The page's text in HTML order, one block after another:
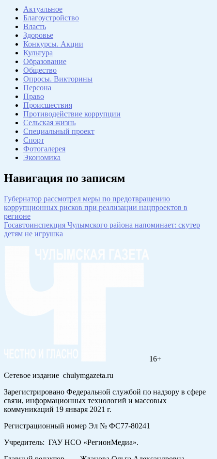
Актуальное
Благоустройство
Власть
Здоровье
Конкурсы. Акции
Культура
Образование
Общество
Опросы. Викторины
Персона
Право
Происшествия
Противодействие коррупции
Сельская жизнь
Специальный проект
Спорт
Фотогалерея
Экономика
Навигация по записям
Губернатор рассмотрел меры по предотвращению
коррупционных рисков при реализации нацпроектов в
регионе
Госавтоинспекция Чулымского района напоминает: скутер
детям не игрушка
16+
Сетевое издание chulymgazeta.ru
Зарегистрировано Федеральной службой по надзору в сфере
связи, информационных технологий и массовых
коммуникаций 19 января 2021 г.
Регистрационный номер Эл № ФС77-80241
Учредитель: ГАУ НСО «РегионМедиа».